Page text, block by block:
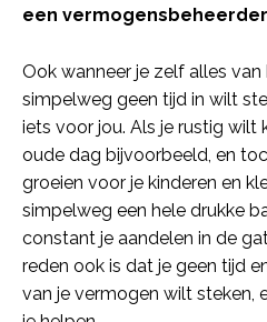
een
Ook wanneer je zelf alles
simpelweg geen tijd in wilt
iets voor jou. Als je rustig wilt
oude dag bijvoorbeeld, en
groeien voor je kinderen en
simpelweg een hele drukke
constant je aandelen in de
reden ook is dat je geen tijd
van je vermogen wilt steken,